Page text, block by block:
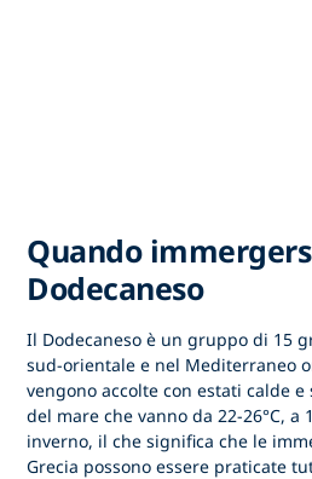
Quando
Dodecaneso
Il Dodecaneso è un gruppo di 15
sud-orientale e nel Mediterraneo
vengono accolte con estati calde
del mare che vanno da 22-26°C, a
inverno, il che significa che le
Grecia possono essere praticate